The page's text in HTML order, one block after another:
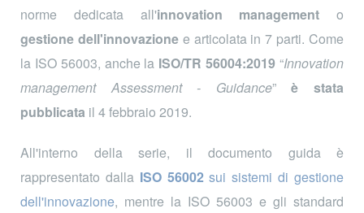
norme dedicata all'innovation management o
gestione dell'innovazionee articolata in 7 parti. Come
la ISO 56003, anche la ISO/TR 56004:2019 “Innovation
management Assessment - Guidance”è stata
pubblicata il 4 febbraio 2019.
All'interno della serie, il documento guida è
rappresentato dalla ISO 56002sui sistemi di gestione
dell'innovazione, mentre la ISO 56003 e gli standard